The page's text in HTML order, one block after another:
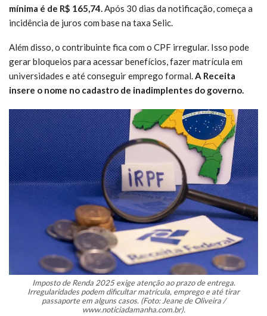
mínima é de R$ 165,74.Após 30 dias da notificação, começa a
incidência de juros com base na taxa Selic.
Além disso, o contribuinte fica com o CPF irregular. Isso pode
gerar bloqueios para acessar benefícios, fazer matrícula em
universidades e até conseguir emprego formal.A Receita
insere o nome no cadastro de inadimplentes do governo.
Imposto de Renda 2025 exige atenção ao prazo de entrega.
Irregularidades podem dificultar matrícula, emprego e até tirar
passaporte em alguns casos. (Foto: Jeane de Oliveira /
www.noticiadamanha.com.br).